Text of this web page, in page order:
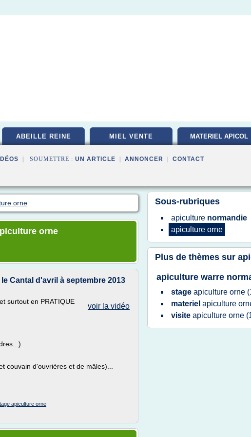
ABEILLE REINE MIEL VENTE MATERIEL APICOL
| SOUMETTRE : UN ARTICLE ANNONCER CONTACT
orne
orne
Cantal d'avril à septembre 2013
voir la vidéo
surtout en PRATIQUE
couvain d'ouvrières et de mâles)...
apiculture orne
Sous-rubriques
apiculture normandie
apiculture orne
Plus de thèmes sur
apiculture warre
stage apiculture orne
materiel apiculture
visite apiculture orne